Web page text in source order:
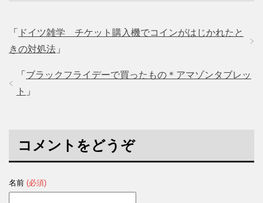
「
ドイツ雑学 チケット購入機でコインがはじかれたと
きの対処法 」
「 ブラックフライデーで買ったもの＊アマゾンタブレッ
ト 」
コメントをどうぞ
名前 (必須)